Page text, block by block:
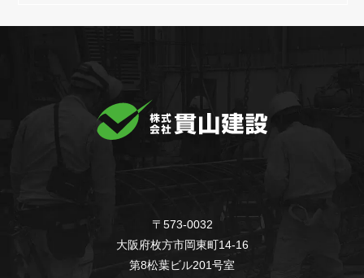
〒573-0032
大阪府枚方市岡東町14-16
第8松葉ビル201号室